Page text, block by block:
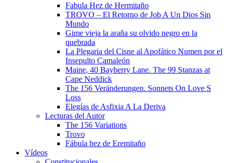
Fabula Hez de Hermitaño
TROVO – El Retorno de Job A Un Dios Sin
Mundo
Gime vieja la araña su olvido negro en la
quebrada
La Plegaria del Cisne al Apofático Numen por el
Insepulto Camaleón
Maine, 40 Bayberry Lane. The 99 Stanzas at
Cape Neddick
The 156 Veränderungen. Sonnets On Love S
Loss
Elegías de Asfixia A La Deriva
Lecturas del Autor
The 156 Variations
Trovo
Fábula hez de Eremitaño
Vídeos